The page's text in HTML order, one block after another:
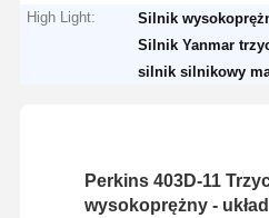
High Light:
Silnik
Silnik Yanmar
silnik silnikowy
Perkins 403D-11
wysokoprężny -